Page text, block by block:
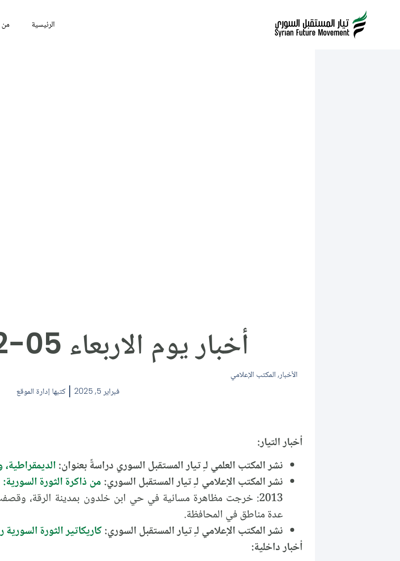
الرئيسية من
أخبار يوم الاربعاء 05-02-2025
الأخبار, المكتب الإعلامي
فبراير 5, 2025
كتبها إدارة الموقع
أخبار التيار:
نشر المكتب العلمي لـِ تيار المستقبل السوري دراسةً بعنوان:
نشر المكتب الإعلامي لـِ تيار المستقبل السوري:من ذاكرة الثورة السورية: 2013/02/05
2013: خرجت مظاهرة مسائية في حي ابن خلدون بمدينة الرقة،
عدة مناطق في المحافظة.
نشر المكتب الإعلامي لـِ تيار المستقبل السوري:كاريكاتير الثورة السورية
أخبار داخلية: